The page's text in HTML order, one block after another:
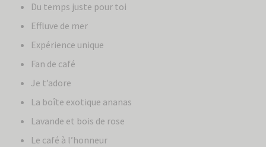
Du temps juste pour toi
Effluve de mer
Expérience unique
Fan de café
Je t’adore
La boîte exotique ananas
Lavande et bois de rose
Le café à l’honneur